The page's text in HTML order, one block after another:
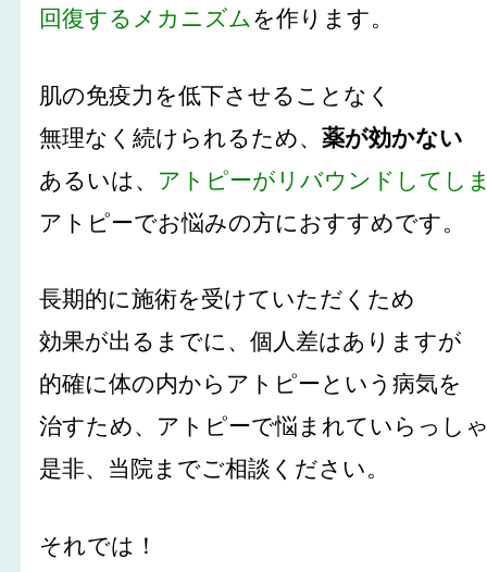
回復するメカニズム を作ります。
肌の免疫力を低下させることなく
無理なく続けられるため、薬が効かない
あるいは、 アトピーがリバウンドしてし
アトピーでお悩みの方におすすめです。
長期的に施術を受けていただくため
効果が出るまでに、個人差はありますが
的確に体の内からアトピーという病気を
治すため、アトピーで悩まれていらっし
是非、当院までご相談ください。
それでは！